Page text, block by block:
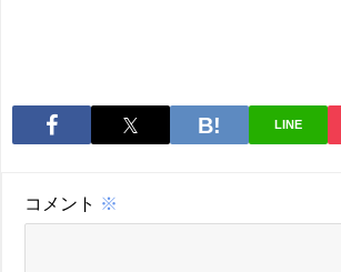
LINE
コメント ※